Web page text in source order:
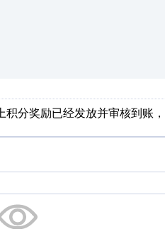
积分奖励已经发放并审核到账